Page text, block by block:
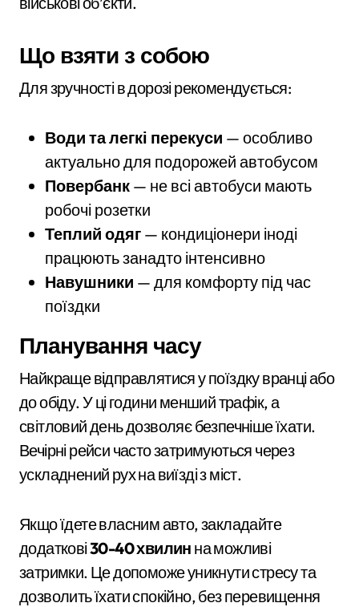
Що взяти з собою
Для зручності в дорозі рекомендується:
Води та легкі перекуси — особливо
актуально для подорожей автобусом
Повербанк — не всі автобуси мають
робочі розетки
Теплий одяг — кондиціонери іноді
працюють занадто інтенсивно
Навушники — для комфорту під час
поїздки
Планування часу
Найкраще відправлятися у поїздку вранці або
до обіду. У ці години менший трафік, а
світловий день дозволяє безпечніше їхати.
Вечірні рейси часто затримуються через
ускладнений рух на виїзді з міст.
Якщо їдете власним авто, закладайте
додаткові30-40 хвилин на можливі
затримки. Це допоможе уникнути стресу та
дозволить їхати спокійно, без перевищення